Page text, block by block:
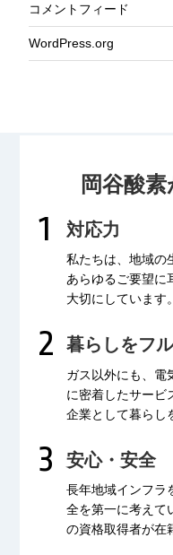
コメントフィード
WordPress.org
岡谷酸
対応力
私たちは、地域の
あらゆるご要望に
大切にしています。
暮らしをフ
ガス以外にも、電
に密着したサービ
企業として暮らし
安心・安全
長年地域インフラ
全を第一に考えて
の資格取得者が在